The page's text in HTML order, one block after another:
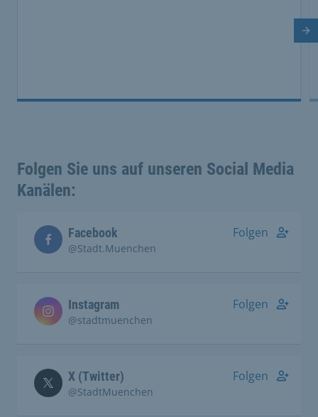
Folgen Sie uns auf unseren Social Media
Kanälen:
Facebook
@Stadt.Muenchen
Folgen
Instagram
@stadtmuenchen
Folgen
X (Twitter)
@StadtMuenchen
Folgen